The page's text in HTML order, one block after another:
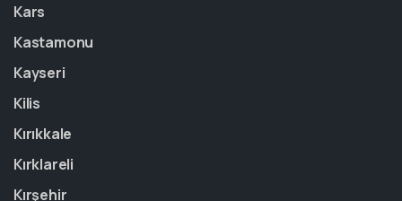
Kars
Kastamonu
Kayseri
Kilis
Kırıkkale
Kırklareli
Kırşehir